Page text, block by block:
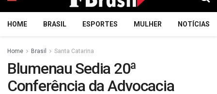
HOME BRASIL ESPORTES MULHER NOTÍCIAS
Home Brasil Santa Catarina
Blumenau Sedia 20ª
Conferência da Advocacia